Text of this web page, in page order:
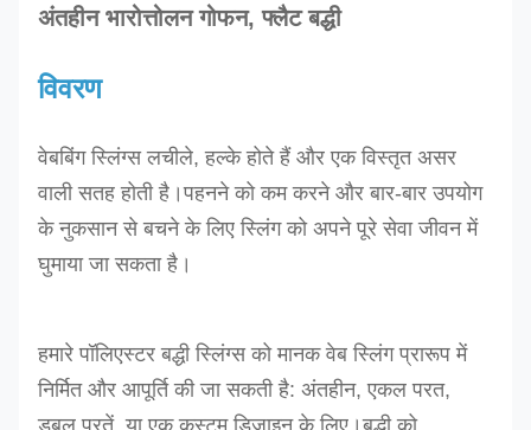
अंतहीन भारोत्तोलन गोफन, फ्लैट बद्धी
विवरण
वेबबिंग स्लिंग्स लचीले, हल्के होते हैं और एक विस्तृत असर
वाली सतह होती है।पहनने को कम करने और बार-बार उपयोग
के नुकसान से बचने के लिए स्लिंग को अपने पूरे सेवा जीवन में
घुमाया जा सकता है।
हमारे पॉलिएस्टर बद्धी स्लिंग्स को मानक वेब स्लिंग प्रारूप में
निर्मित और आपूर्ति की जा सकती है: अंतहीन, एकल परत,
डबल परतें, या एक कस्टम डिज़ाइन के लिए।बद्धी को